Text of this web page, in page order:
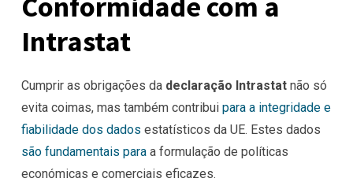
Intrastat
Cumprir as obrigações da declaração Intrastat não só
evita coimas, mas também contribui para a integridade e
fiabilidade dos dados estatísticos da UE. Estes dados
são fundamentais para a formulação de políticas
económicas e comerciais eficazes.